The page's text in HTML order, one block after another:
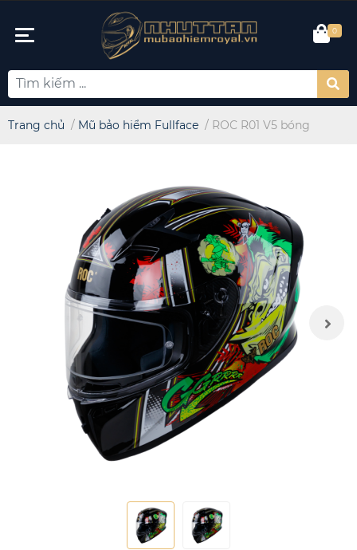
0
Trang chủ / Mũ bảo hiểm Fullface / ROC R01 V5 bóng